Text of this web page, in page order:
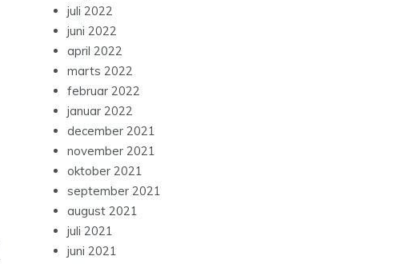
juli 2022
juni 2022
april 2022
marts 2022
februar 2022
januar 2022
december 2021
november 2021
oktober 2021
september 2021
august 2021
juli 2021
juni 2021